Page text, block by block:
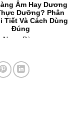
Âm Hay Dương
Dưỡng? Phân
Tiết Và Cách Dùng
Đúng
Ngưu Bàng